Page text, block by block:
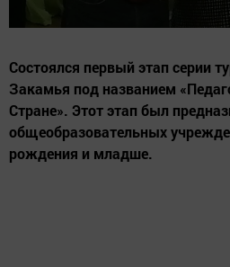
Состоялся первый этап серии
Закамья под названием
Стране». Этот этап был
общеобразовательных
рождения и младше.